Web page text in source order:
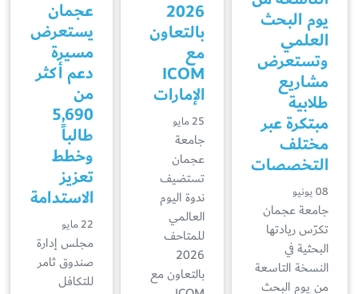
يوم البحث
العلمي
وتستعرض
مشاريع
طلابية
مبتكرة عبر
مختلف
التخصصات
08 يونيو
جامعة عجمان
تكرّس ريادتها
البحثية في
النسخة التاسعة
من يوم البحث
2026
بالتعاون
مع
ICOM
الإمارات
25 مايو
جامعة
عجمان
تستضيف
ندوة اليوم
العالمي
للمتاحف
2026
بالتعاون مع
عجمان
يستعرض
مسيرة
دعم أكثر
من
5,690
طالباً
وخطط
تعزيز
الاستدامة
22 مايو
مجلس إدارة
صندوق ثامر
للتكافل